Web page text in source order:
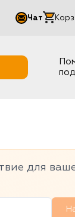
Чат
для